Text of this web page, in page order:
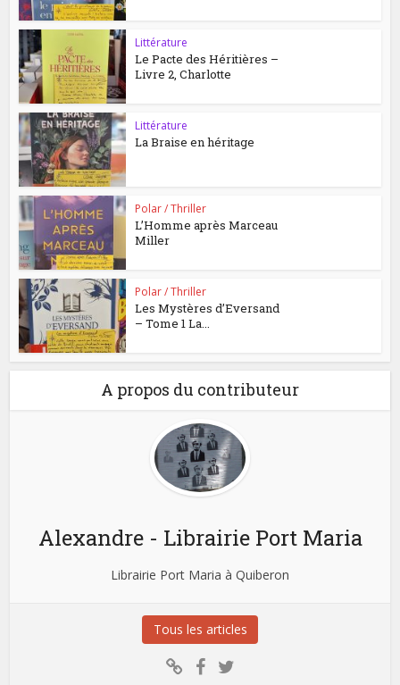
Littérature
Le Pacte des Héritières –
Livre 2, Charlotte
Littérature
La Braise en héritage
Polar / Thriller
L’Homme après Marceau
Miller
Polar / Thriller
Les Mystères d’Eversand
– Tome 1 La...
A propos du contributeur
Alexandre - Librairie Port Maria
Librairie Port Maria à Quiberon
Tous les articles